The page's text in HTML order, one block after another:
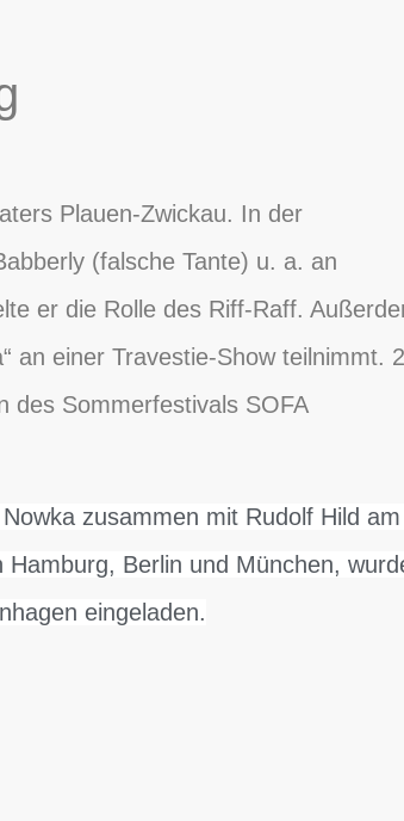
Plauen-Zwickau. In der
(falsche Tante) u. a. an
er die Rolle des Riff-Raff.
an einer Travestie-Show teilnimmt.
des Sommerfestivals SOFA
zusammen mit Rudolf Hild
Berlin und München,
eingeladen.